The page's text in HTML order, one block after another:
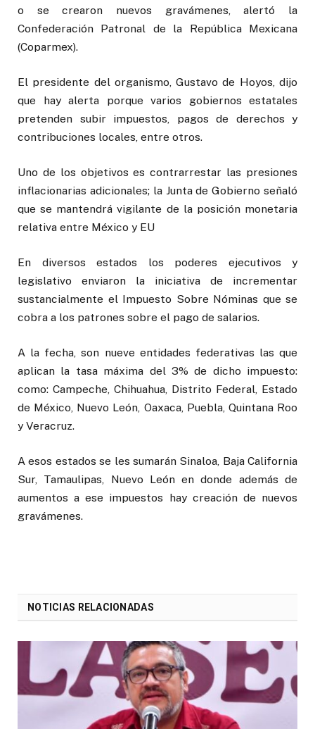
o se crearon nuevos gravámenes, alertó la
Confederación Patronal de la República Mexicana
(Coparmex).
El presidente del organismo, Gustavo de Hoyos, dijo
que hay alerta porque varios gobiernos estatales
pretenden subir impuestos, pagos de derechos y
contribuciones locales, entre otros.
Uno de los objetivos es contrarrestar las presiones
inflacionarias adicionales; la Junta de Gobierno señaló
que se mantendrá vigilante de la posición monetaria
relativa entre México y EU
En diversos estados los poderes ejecutivos y
legislativo enviaron la iniciativa de incrementar
sustancialmente el Impuesto Sobre Nóminas que se
cobra a los patrones sobre el pago de salarios.
A la fecha, son nueve entidades federativas las que
aplican la tasa máxima del 3% de dicho impuesto:
como: Campeche, Chihuahua, Distrito Federal, Estado
de México, Nuevo León, Oaxaca, Puebla, Quintana Roo
y Veracruz.
A esos estados se les sumarán Sinaloa, Baja California
Sur, Tamaulipas, Nuevo León en donde además de
aumentos a ese impuestos hay creación de nuevos
gravámenes.
NOTICIAS RELACIONADAS